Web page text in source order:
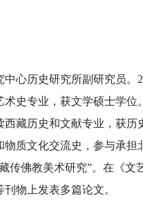
中心历史研究所副研究员
史专业，获文学硕士学
藏历史和文献专业，获历
物质文化交流史，参与承
传佛教美术研究”。在《
物上发表多篇论文。